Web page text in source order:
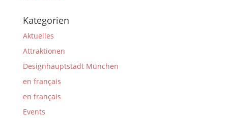
Kategorien
Aktuelles
Attraktionen
Designhauptstadt München
en français
en français
Events